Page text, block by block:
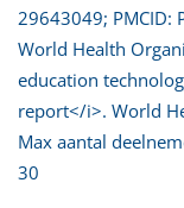
29643049; PMCID:
World Health
education
report</i>. World
Max aantal
30